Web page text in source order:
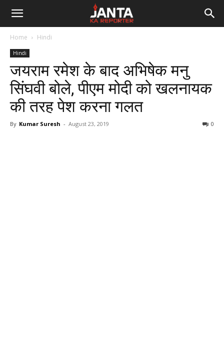
Janta
Reporter
Home Hindi
Hindi
जयराम रमेश के बाद अभिषेक मनु
सिंघवी बोले, पीएम मोदी को खलनायक
की तरह पेश करना गलत
By Kumar Suresh - August 23, 2019 0